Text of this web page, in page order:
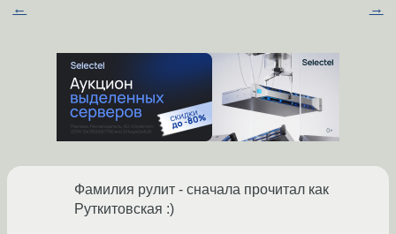
← →
Фамилия рулит - сначала прочитал как
Руткитовская :)